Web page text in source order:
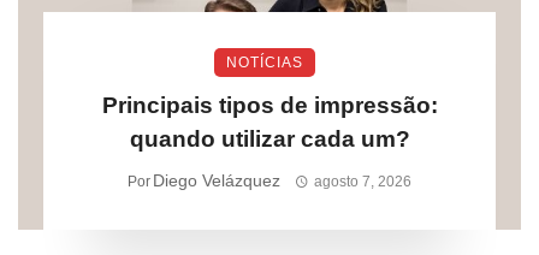
NOTÍCIAS
Principais tipos de impressão:
quando utilizar cada um?
Por Diego Velázquez agosto 7, 2026